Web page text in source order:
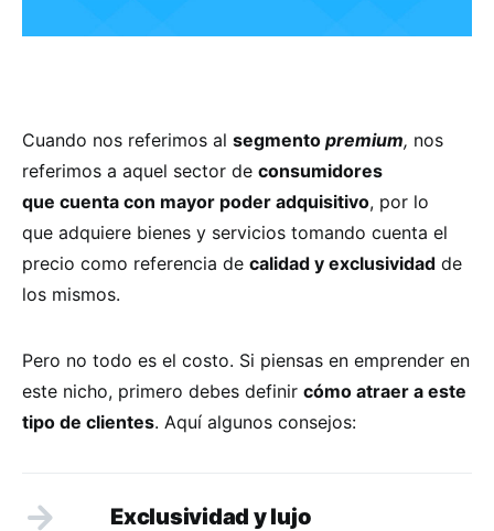
Cuando nos referimos al segmento premium, nos
referimos a aquel sector de consumidores
que cuenta con mayor poder adquisitivo, por lo
que adquiere bienes y servicios tomando cuenta el
precio como referencia de calidad y exclusividad de
los mismos.
Pero no todo es el costo. Si piensas en emprender en
este nicho, primero debes definir cómo atraer a este
tipo de clientes. Aquí algunos consejos:
Exclusividad y lujo